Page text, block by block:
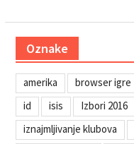
Oznake
amerika browser igre
id
isis Izbori 2016
iznajmljivanje klubova